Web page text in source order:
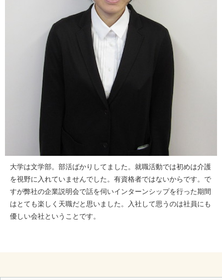
大学は文学部。部活ばかりしてました。就職活動では初めは介護
を視野に入れていませんでした。有資格者ではないからです。で
すが弊社の企業説明会で話を伺いインターンシップを行った期間
はとても楽しく天職だと思いました。入社して思うのは社員にも
優しい会社ということです。